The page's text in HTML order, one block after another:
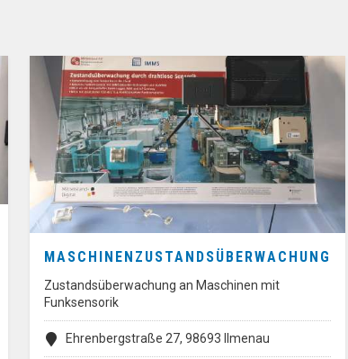
MASCHINENZUSTANDSÜBERWACHUNG
Zustandsüberwachung an Maschinen mit
Funksensorik
Ehrenbergstraße 27, 98693 Ilmenau